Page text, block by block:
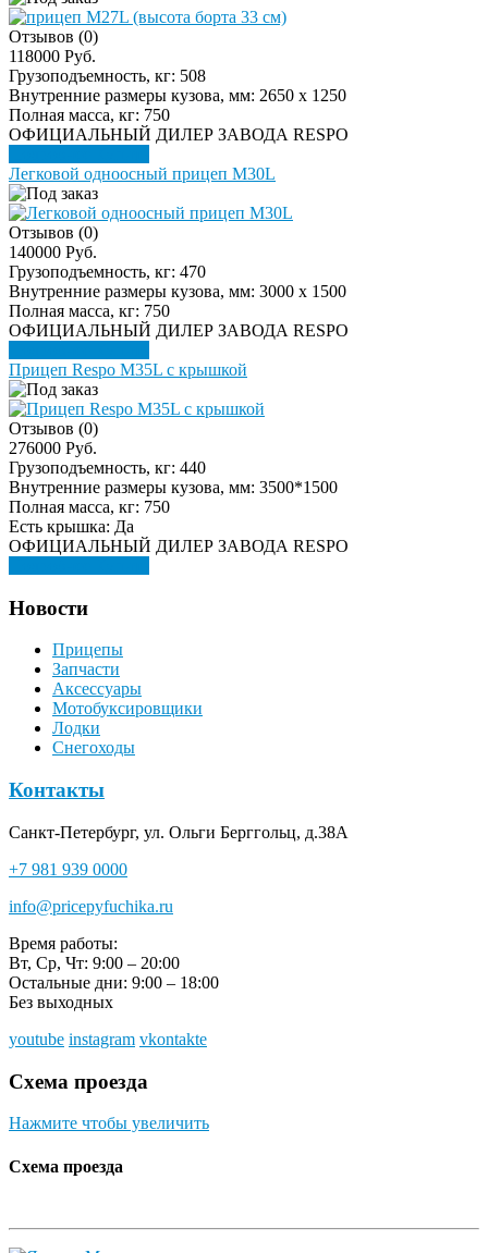
Отзывов (0)
118000 Руб.
Грузоподъемность, кг: 508
Внутренние размеры кузова, мм: 2650 х 1250
Полная масса, кг: 750
ОФИЦИАЛЬНЫЙ ДИЛЕР ЗАВОДА RESPO
Легковой одноосный прицеп M30L
Отзывов (0)
140000 Руб.
Грузоподъемность, кг: 470
Внутренние размеры кузова, мм: 3000 х 1500
Полная масса, кг: 750
ОФИЦИАЛЬНЫЙ ДИЛЕР ЗАВОДА RESPO
Прицеп Respo M35L с крышкой
Отзывов (0)
276000 Руб.
Грузоподъемность, кг: 440
Внутренние размеры кузова, мм: 3500*1500
Полная масса, кг: 750
Есть крышка: Да
ОФИЦИАЛЬНЫЙ ДИЛЕР ЗАВОДА RESPO
Новости
Прицепы
Запчасти
Аксессуары
Мотобуксировщики
Лодки
Снегоходы
Контакты
Санкт-Петербург, ул. Ольги Берггольц, д.38А
+7 981 939 0000
info@pricepyfuchika.ru
Время работы:
Вт, Ср, Чт: 9:00 – 20:00
Остальные дни: 9:00 – 18:00
Без выходных
youtube instagram vkontakte
Схема проезда
Нажмите чтобы увеличить
Схема проезда